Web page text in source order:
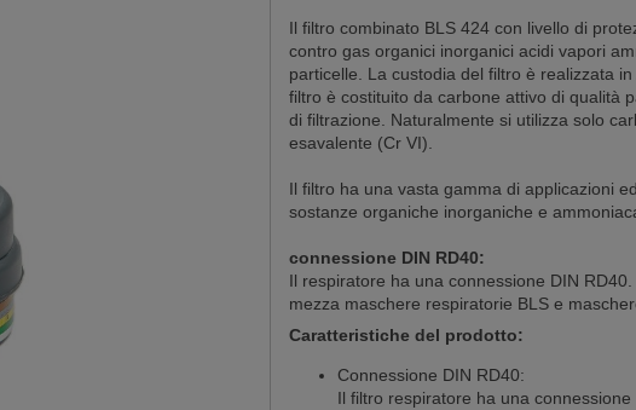
Il filtro combinato BLS 424 con livello di
contro gas organici inorganici acidi vapori
particelle. La custodia del filtro è realizzata
filtro è costituito da carbone attivo di qualità
di filtrazione. Naturalmente si utilizza solo
esavalente (Cr VI).
Il filtro ha una vasta gamma di applicazioni
sostanze organiche inorganiche e
connessione DIN RD40:
Il respiratore ha una connessione DIN
mezza maschere respiratorie BLS e
Caratteristiche del prodotto:
Connessione DIN RD40:
Il filtro respiratore ha una